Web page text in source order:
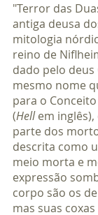
"Terror das
antiga deusa
mitologia
reino de
dado pelo deus
mesmo nome
para o
(Hell em inglês),
parte dos
descrita como
meio morta e
expressão
corpo são os
mas suas